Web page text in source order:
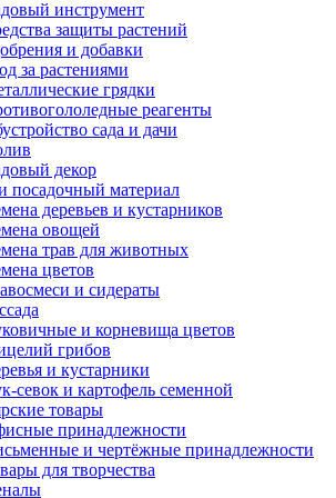
инструмент
защиты растений
и добавки
за растениями
грядки
реагенты
сада и дачи
декор
посадочный материал
деревьев и кустарников
овощей
трав для животных
цветов
и сидераты
и корневища цветов
грибов
и кустарники
севок и картофель семенной
товары
принадлежности
и чертёжные принадлежности
для творчества